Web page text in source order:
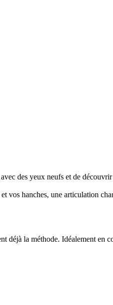
des yeux neufs et de
vos hanches, une articulation
la méthode. Idéalement en